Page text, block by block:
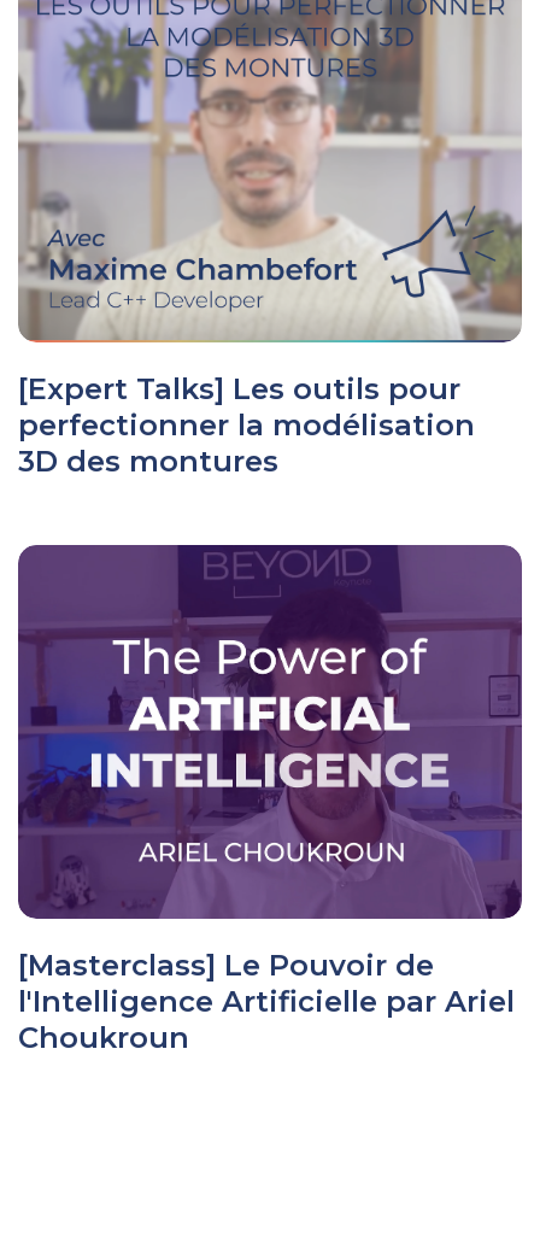
[Expert Talks] Les outils pour
perfectionner la modélisation
3D des montures
[Masterclass] Le Pouvoir de
l'Intelligence Artificielle par Ariel
Choukroun